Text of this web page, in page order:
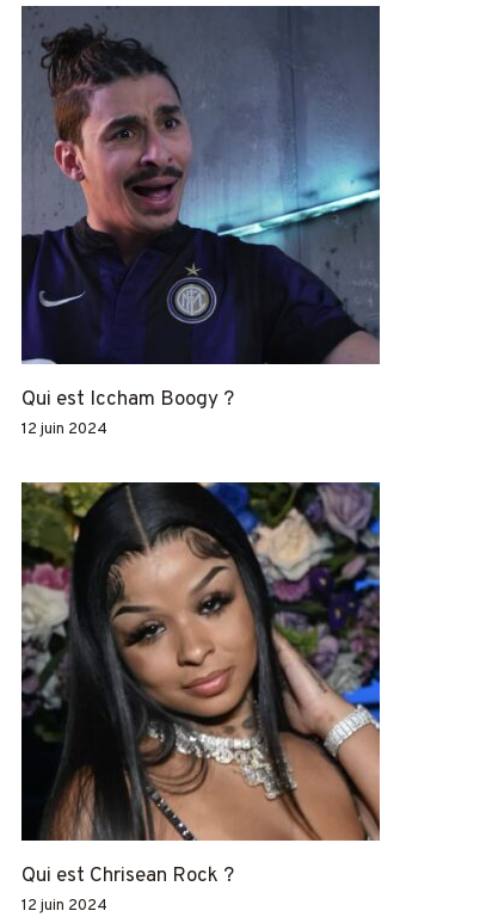
Qui est Iccham Boogy ?
12 juin 2024
Qui est Chrisean Rock ?
12 juin 2024